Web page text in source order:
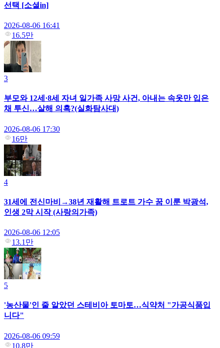
선택 [소셜in]
2026-08-06 16:41
16.5만
3
부모와 12세·8세 자녀 일가족 사망 사건, 아내는 속옷만 입은
채 투신…살해 의혹?(실화탐사대)
2026-08-06 17:30
16만
4
31세에 전신마비→38년 재활해 트로트 가수 꿈 이룬 박광석,
인생 2막 시작 (사랑의가족)
2026-08-06 12:05
13.1만
5
'농산물'인 줄 알았던 스테비아 토마토…식약처 "가공식품입
니다"
2026-08-06 09:59
10.8만